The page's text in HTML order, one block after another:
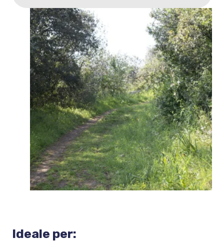
Ideale per: